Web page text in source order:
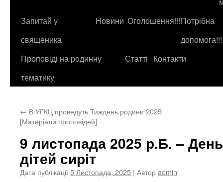
контенту
Запитай у
священика
Новини Оголошення!!!Потрібна
допомога!!!
Проповіді на родинну
тематику
Статті Контакти
← В УГКЦ проведуть Тиждень родини 2025
[Матеріали проповідей]
9 листопада 2025 р.Б. –
дітей сиріт
Дата публікації5 Листопада, 2025 | Авторadmin